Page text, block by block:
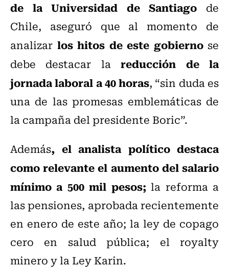
de la Universidad de Santiago de
Chile, aseguró que al momento de
analizar los hitos de este gobiernose
debe destacar lareducción de la
jornada laboral a 40 horas, “sin duda es
una de las promesas emblemáticas de
la campaña del presidente Boric”.
Además, el analista político destaca
como relevante el aumento del salario
mínimo a 500 mil pesos;la reforma a
las pensiones, aprobada recientemente
en enero de este año; la ley de copago
cero en salud pública; el royalty
minero y la Ley Karin.